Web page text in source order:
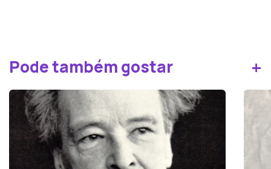
Pode também gostar +